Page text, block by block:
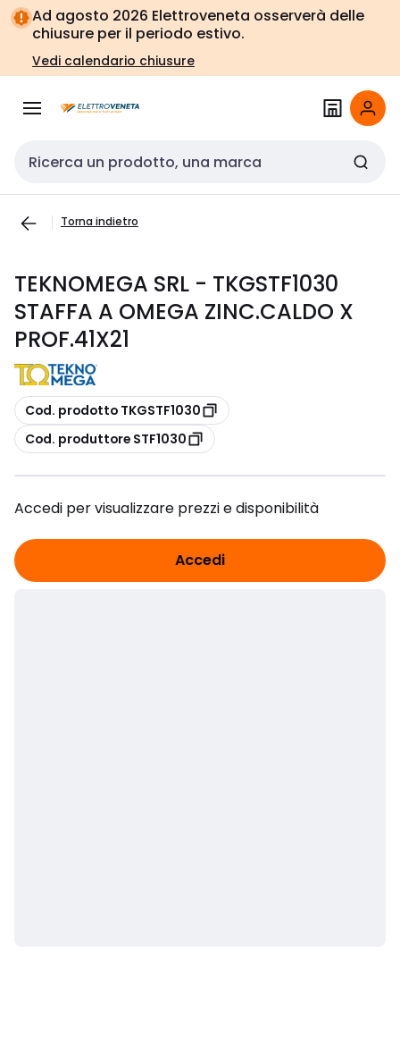
Vai alla
navigazione
Vai
alla
pagina
Ad agosto 2026 Elettroveneta osserverà delle
chiusure per il periodo estivo.
Vedi calendario chiusure
Cerca input
Torna indietro
TEKNOMEGA SRL - TKGSTF1030
STAFFA A OMEGA ZINC.CALDO X
PROF.41X21
copia
Cod. prodotto TKGSTF1030
copia
Cod. produttore STF1030
Accedi per visualizzare prezzi e disponibilità
Accedi